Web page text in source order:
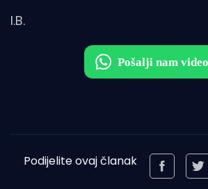
I.B.
Podijelite ovaj članak